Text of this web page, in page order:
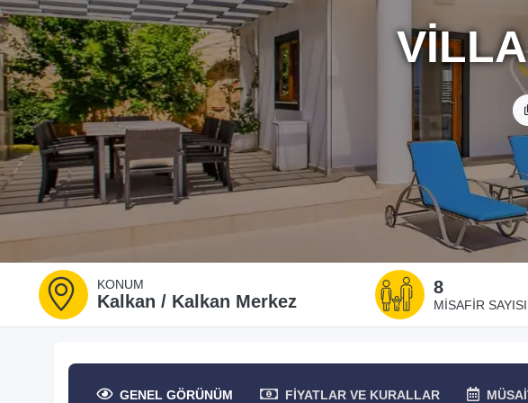
KONUM
Kalkan / Kalkan Merkez
8
MISAFIR SAYISI
GENEL GÖRÜNÜM FIYATLAR VE KURALLAR